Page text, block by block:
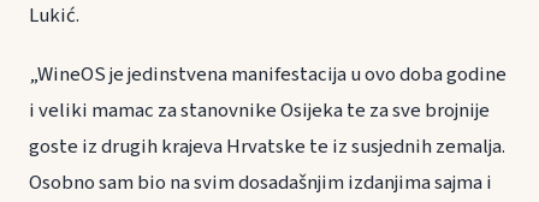
Lukić.
„WineOS je jedinstvena manifestacija u ovo doba godine
i veliki mamac za stanovnike Osijeka te za sve brojnije
goste iz drugih krajeva Hrvatske te iz susjednih zemalja.
Osobno sam bio na svim dosadašnjim izdanjima sajma i